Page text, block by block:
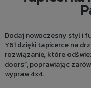
Dodaj nowoczesny styl i
Y61 dzięki tapicerce na
rozwiązanie, które
doors”, poprawiając
wypraw 4x4.